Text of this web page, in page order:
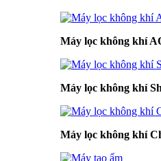
Máy lọc không khí
Máy lọc không khí
Máy lọc không khí